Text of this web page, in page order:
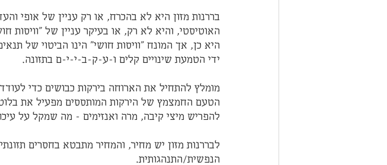
בררנות מזון היא לא בהכרח, או רק עניין של אופי
האוטיסטי, והיא לא רק, או בעיקר עניין של "וויסות
היא כן, אך המונח "וויסות חושי" הינו הביטוי של
ידי הטמעת שינויים קלים ו-ע-ק-ב-י-י-ם בתזונה.
מומלץ להתחיל את הארוחה בירקות כבושים כדי
הטעם החמצמץ של הירקות המותססים מפעיל את
להפריש מיצי קיבה, מרה ואנזימים - מה שמקל על
לבררנות מזון יש מחיר, והמחיר מתבטא בחסרים
הנפשית/התנהגותית.